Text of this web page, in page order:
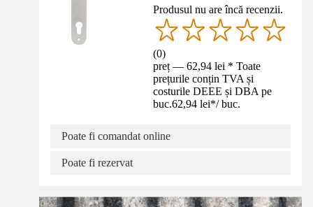
Produsul nu are încă recenzii.
(0)
preț — 62,94 lei * Toate
prețurile conțin TVA și
costurile DEEE și DBA pe
buc.62,94 lei*/ buc.
Poate fi comandat online
Poate fi rezervat